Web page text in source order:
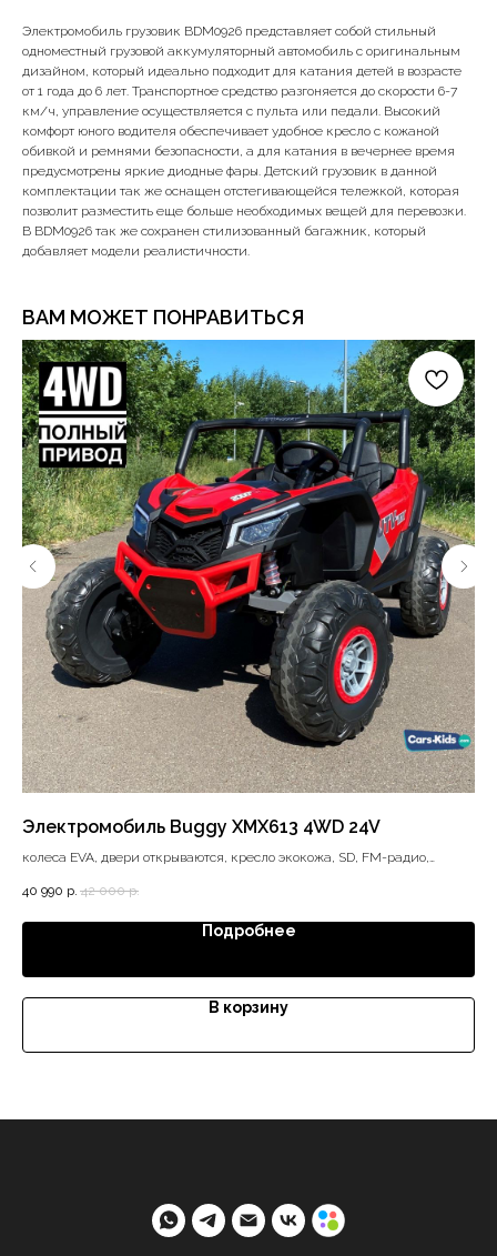
Электромобиль грузовик BDM0926 представляет собой стильный
одноместный грузовой аккумуляторный автомобиль с оригинальным
дизайном, который идеально подходит для катания детей в возрасте
от 1 года до 6 лет. Транспортное средство разгоняется до скорости 6-7
км/ч, управление осуществляется с пульта или педали. Высокий
комфорт юного водителя обеспечивает удобное кресло с кожаной
обивкой и ремнями безопасности, а для катания в вечернее время
предусмотрены яркие диодные фары. Детский грузовик в данной
комплектации так же оснащен отстегивающейся тележкой, которая
позволит разместить еще больше необходимых вещей для перевозки.
В BDM0926 так же сохранен стилизованный багажник, который
добавляет модели реалистичности.
ВАМ МОЖЕТ ПОНРАВИТЬСЯ
Электромобиль Buggy XMX613 4WD 24V
колеса EVA, двери открываются, кресло экокожа, SD, FM-радио,
40 990 р. 42 000 р.
Подробнее
В корзину